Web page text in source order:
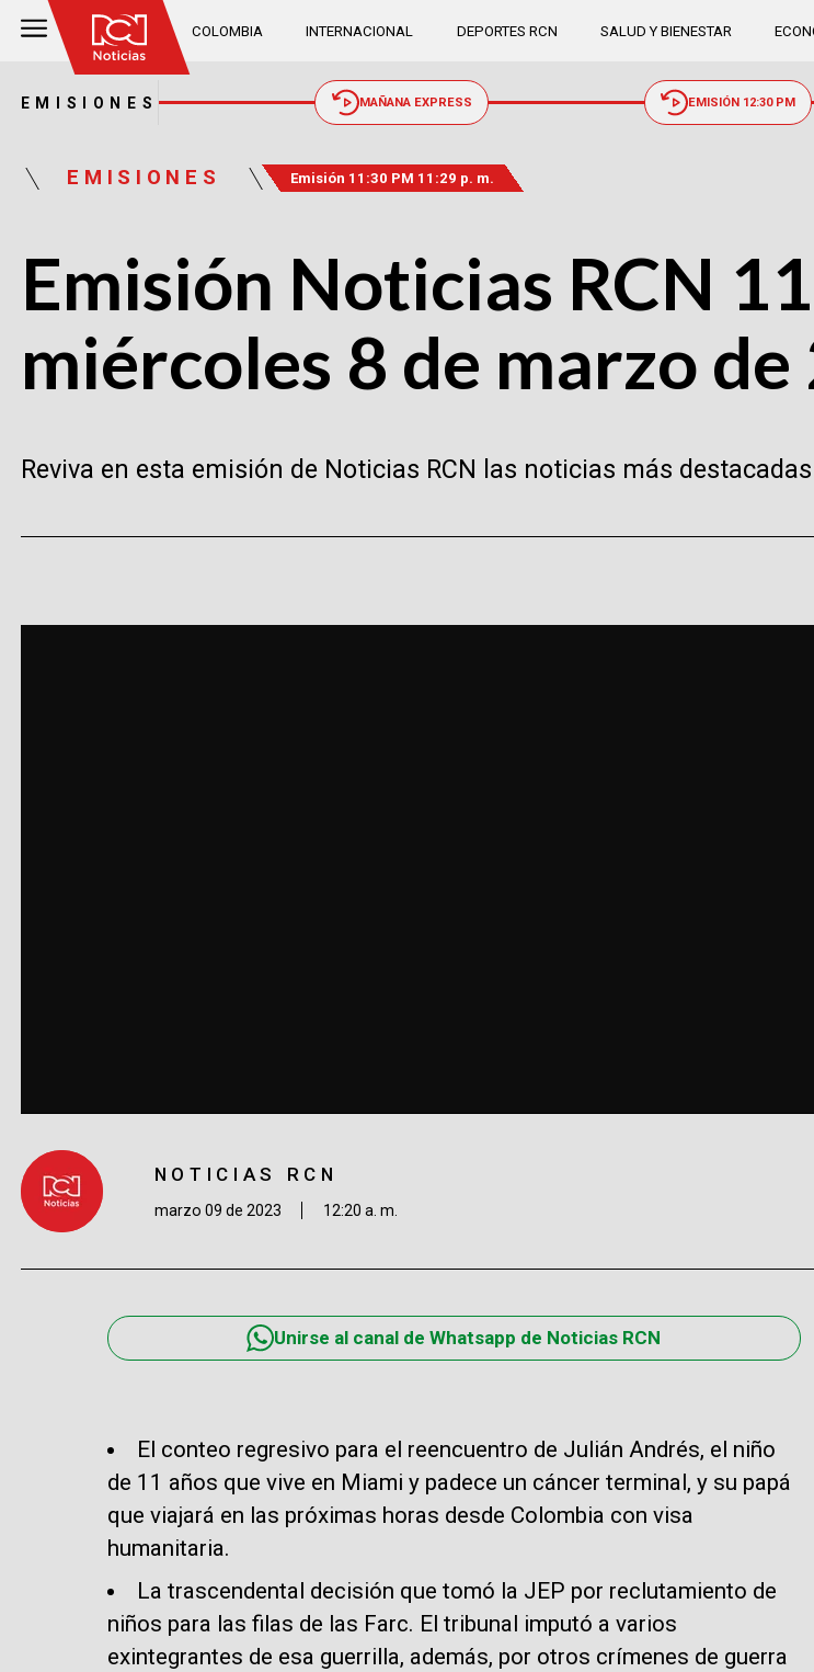
COLOMBIA INTERNACIONAL DEPORTES RCN SALUD Y BIENESTAR
EMISIONES MAÑANA EXPRESS EMISIÓN 12:30 PM
EMISIONES Emisión 11:30 PM 11:29 p. m.
Emisión Noticias RCN
miércoles 8 de marzo
Reviva en esta emisión de Noticias RCN las noticias más
NOTICIAS RCN
marzo 09 de 2023 12:20 a. m.
Unirse al canal de Whatsapp de Noticias RCN
El conteo regresivo para el reencuentro de Julián Andrés, el niño
de 11 años que vive en Miami y padece un cáncer terminal, y su papá
que viajará en las próximas horas desde Colombia con visa
humanitaria.
La trascendental decisión que tomó la JEP por reclutamiento de
niños para las filas de las Farc. El tribunal imputó a varios
exintegrantes de esa guerrilla, además, por otros crímenes de guerra